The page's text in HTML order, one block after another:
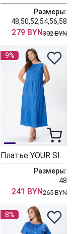
Размеры:
48,50,52,54,56,58
279 BYN302 BYN
9%
Платье YOUR SIZE 2260
Размеры:
48
241 BYN265 BYN
8%